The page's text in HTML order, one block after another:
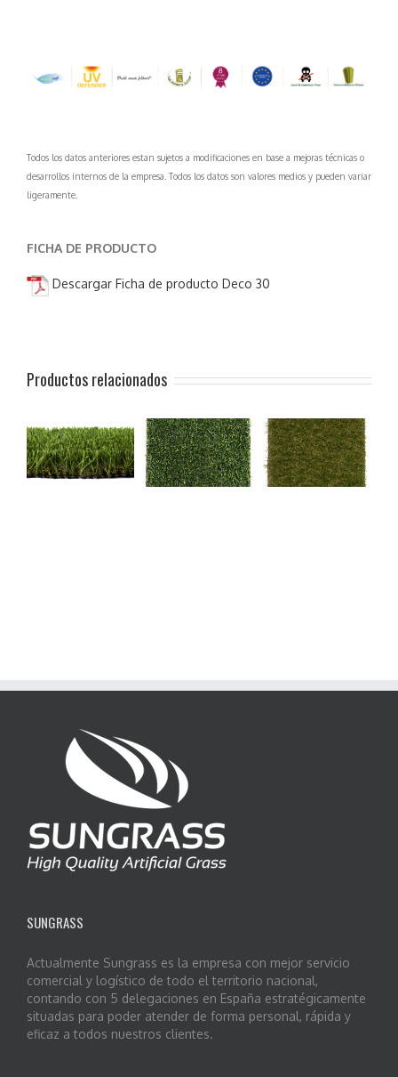
Todos los datos anteriores estan sujetos a modificaciones en base a mejoras técnicas o
desarrollos internos de la empresa. Todos los datos son valores medios y pueden variar
ligeramente.
FICHA DE PRODUCTO
Descargar Ficha de producto Deco 30
Productos relacionados
DECO 20 COMFORT 30
SUNGRASS
Actualmente Sungrass es la empresa con mejor servicio
comercial y logístico de todo el territorio nacional,
contando con 5 delegaciones en España estratégicamente
situadas para poder atender de forma personal, rápida y
eficaz a todos nuestros clientes.